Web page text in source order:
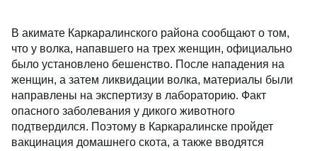
В акимате Каркаралинского района сообщают о том,
что у волка, напавшего на трех женщин, официально
было установлено бешенство. После нападения на
женщин, а затем ликвидации волка, материалы были
направлены на экспертизу в лабораторию. Факт
опасного заболевания у дикого животного
подтвердился. Поэтому в Каркаралинске пройдет
вакцинация домашнего скота, а также вводятся